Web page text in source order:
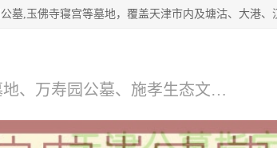
天津公墓、天津墓地、万寿园公墓、施孝生态文化陵园